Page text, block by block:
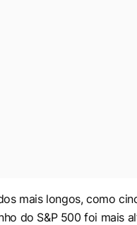
mais longos, como
do S&P 500 foi mais